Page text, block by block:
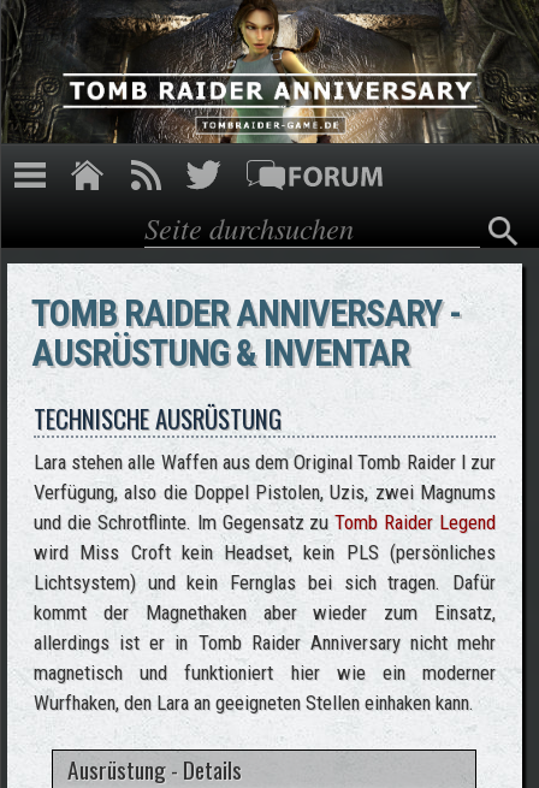
Direkt zum Inhalt
Suchformular
Suche
TOMB RAIDER ANNIVERSARY -
AUSRÜSTUNG & INVENTAR
TECHNISCHE AUSRÜSTUNG
Lara stehen alle Waffen aus dem Original Tomb Raider I zur
Verfügung, also die Doppel Pistolen, Uzis, zwei Magnums
und die Schrotflinte. Im Gegensatz zuTomb Raider Legend
wird Miss Croft kein Headset, kein PLS (persönliches
Lichtsystem) und kein Fernglas bei sich tragen. Dafür
kommt der Magnethaken aber wieder zum Einsatz,
allerdings ist er in Tomb Raider Anniversary nicht mehr
magnetisch und funktioniert hier wie ein moderner
Wurfhaken, den Lara an geeigneten Stellen einhaken kann.
Ausrüstung - Details